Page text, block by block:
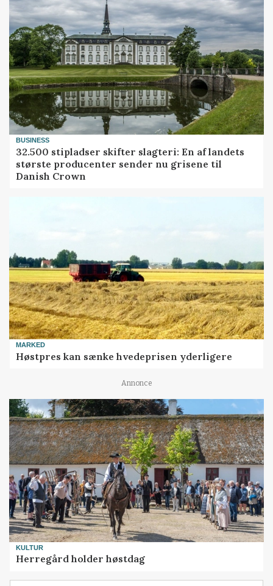
BUSINESS
32.500 stipladser skifter slagteri: En af landets
største producenter sender nu grisene til
Danish Crown
MARKED
Høstpres kan sænke hvedeprisen yderligere
Annonce
KULTUR
Herregård holder høstdag